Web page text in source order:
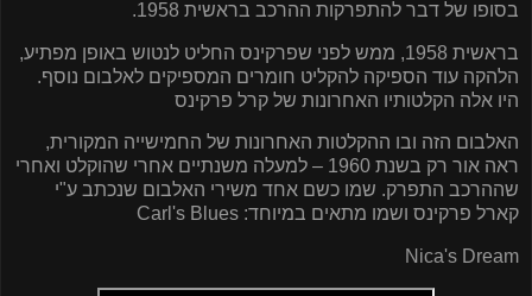
בסופו של דבר להתפרקות ההרכב בראשית 1958.
בראשית 1958, ממש לפני שפרקינס החליט לנטוש באופן מפתיע,
הלהקה עוד הספיקה להקליט חומרים המספיקים לאלבום נוסף.
היו אלה הקלטותיו האחרונות של קרל פרקינס
האלבום הזה ובו ההקלטות האחרונות של החמישייה המקורית,
ראה אור רק בשנת 1960 – למעלה משנתיים אחרי שהוקלט ואחרי
שההרכב התפרק. שמו כשם אחד משירי האלבום שנכתב ע"י
קארל פרקינס ושמו מתאים במיוחד: Carl's Blues
Nica's Dream